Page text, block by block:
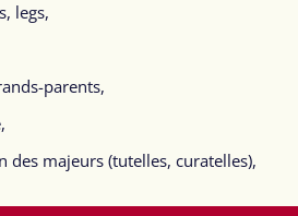
legs,
parents,
des majeurs (tutelles, curatelles),